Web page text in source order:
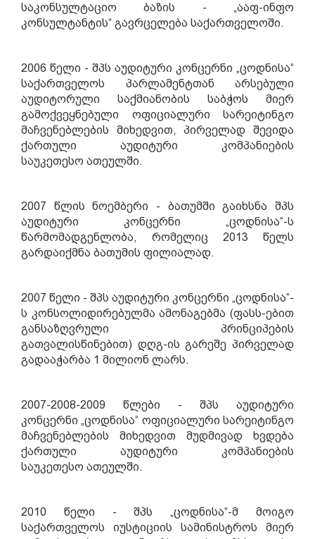
საკონსულტაციო ბაზის - „ააფ-ინფო
კონსულტანტის“ გავრცელება საქართველოში.
2006 წელი - შპს აუდიტური კონცერნი „ცოდნისა“
საქართველოს პარლამენტთან არსებული
აუდიტორული საქმიანობის საბჭოს მიერ
გამოქვეყნებული ოფიციალური სარეიტინგო
მაჩვენებლების მიხედვით, პირველად შევიდა
ქართული აუდიტური კომპანიების
საუკეთესო ათეულში.
2007 წლის ნოემბერი - ბათუმში გაიხსნა შპს
აუდიტური კონცერნი „ცოდნისა“-ს
წარმომადგენლობა, რომელიც 2013 წელს
გარდაიქმნა ბათუმის ფილიალად.
2007 წელი - შპს აუდიტური კონცერნი „ცოდნისა“-
ს კონსოლიდირებულმა ამონაგებმა (ფასს-ებით
განსაზღვრული პრინციპების
გათვალისწინებით) დღგ-ის გარეშე პირველად
გადააჭარბა 1 მილიონ ლარს.
2007-2008-2009 წლები - შპს აუდიტური
კონცერნი „ცოდნისა“ ოფიციალური სარეიტინგო
მაჩვენებლების მიხედვით მუდმივად ხვდება
ქართული აუდიტური კომპანიების
საუკეთესო ათეულში.
2010 წელი - შპს „ცოდნისა“-მ მოიგო
საქართველოს იუსტიციის სამინისტროს მიერ